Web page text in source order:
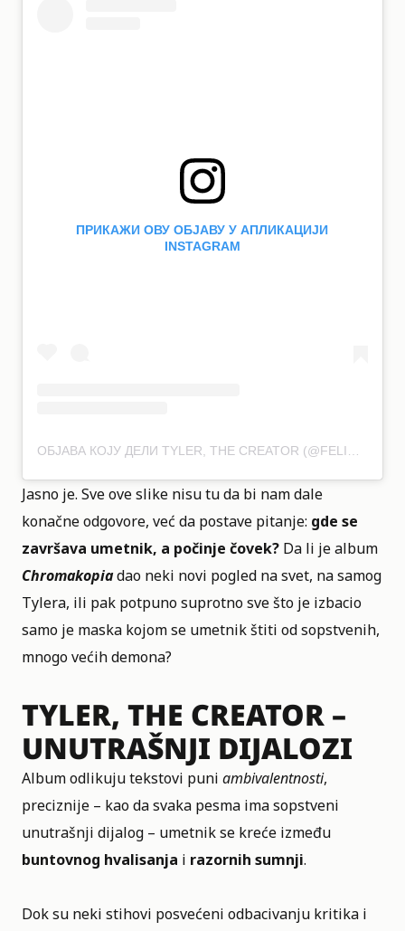
ПРИКАЖИ ОВУ ОБЈАВУ У АПЛИКАЦИЈИ
INSTAGRAM
ОБЈАВА КОЈУ ДЕЛИ TYLER, THE CREATOR (@FELICIATHEGOAT)
Jasno je. Sve ove slike nisu tu da bi nam dale
konačne odgovore, već da postave pitanje: gde se
završava umetnik, a počinje čovek? Da li je album
Chromakopiadao neki novi pogled na svet, na samog
Tylera, ili pak potpuno suprotno sve što je izbacio
samo je maska kojom se umetnik štiti od sopstvenih,
mnogo većih demona?
TYLER, THE CREATOR –
UNUTRAŠNJI DIJALOZI
Album odlikuju tekstovi puni ambivalentnosti,
preciznije – kao da svaka pesma ima sopstveni
unutrašnji dijalog – umetnik se kreće između
buntovnog hvalisanja i razornih sumnji.
Dok su neki stihovi posvećeni odbacivanju kritika i